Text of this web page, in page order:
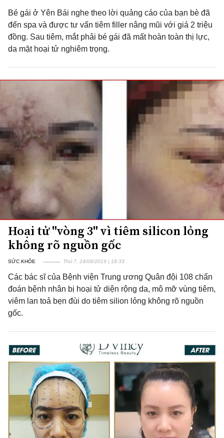
Bé gái ở Yên Bái nghe theo lời quảng cáo của bạn bè đã
đến spa và được tư vấn tiêm filler nâng mũi với giá 2 triệu
đồng. Sau tiêm, mắt phải bé gái đã mất hoàn toàn thị lực,
da mặt hoại tử nghiêm trọng.
Hoại tử "vòng 3" vì tiêm silicon lỏng
không rõ nguồn gốc
SỨC KHỎE Thứ 7, 24/08/2019 | 18:33
Các bác sĩ của Bệnh viện Trung ương Quân đội 108 chẩn
đoán bệnh nhân bị hoại tử diện rộng da, mô mỡ vùng tiêm,
viêm lan toả bẹn đùi do tiêm silion lỏng không rõ nguồn
gốc.